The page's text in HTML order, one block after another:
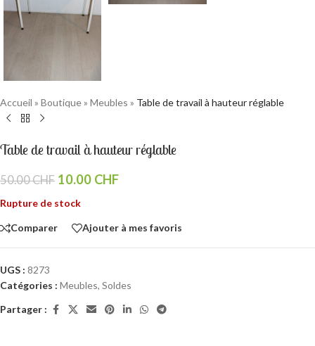
Accueil » Boutique» Meubles » Table de travail à hauteur réglable
Table de travail à hauteur réglable
50.00CHF 10.00 CHF
Rupture de stock
Comparer Ajouter à mes favoris
UGS : 8273
Catégories : Meubles, Soldes
Partager :